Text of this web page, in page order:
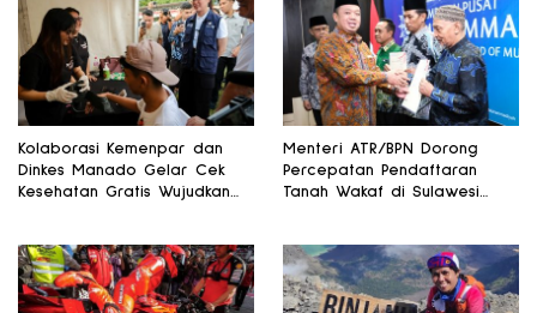
Kolaborasi Kemenpar dan
Dinkes Manado Gelar Cek
Kesehatan Gratis Wujudkan
Menteri ATR/BPN Dorong
Percepatan Pendaftaran
Tanah Wakaf di Sulawesi